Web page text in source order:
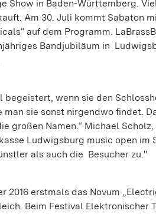
Show in Baden-Württemberg.
Am 30. Juli kommt Sabaton
auf dem Programm.
Bandjubiläum in
wenn sie den
sie sonst nirgendwo findet.
großen Namen.“ Michael
Ludwigsburg music open
als auch die Besucher zu."
2016 erstmals das Novum
Beim Festival Elektronischer